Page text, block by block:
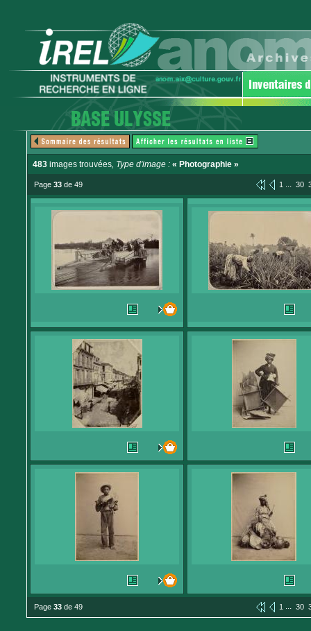
483 images trouvées, Type d'image : « Photographie »
Page 33 de 49 1 ... 30
Page 33 de 49 1 ... 30